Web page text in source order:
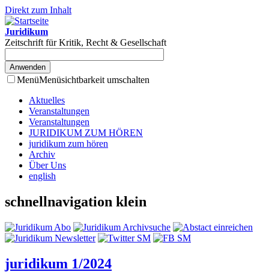
Direkt zum Inhalt
Juridikum
Zeitschrift für Kritik, Recht & Gesellschaft
MenüMenüsichtbarkeit umschalten
Aktuelles
Veranstaltungen
Veranstaltungen
JURIDIKUM ZUM HÖREN
juridikum zum hören
Archiv
Über Uns
english
schnellnavigation klein
juridikum 1/2024